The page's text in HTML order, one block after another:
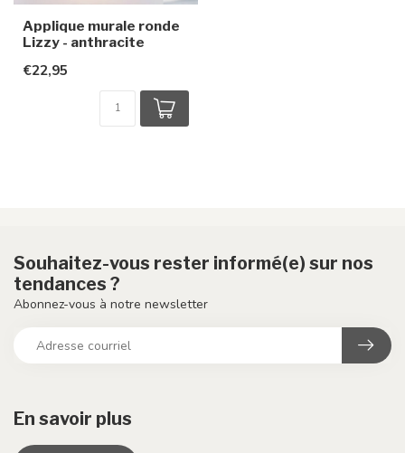
Applique murale ronde
Lizzy - anthracite
€22,95
En savoir plus
Souhaitez-vous rester informé(e) sur nos
tendances ?
Abonnez-vous à notre newsletter